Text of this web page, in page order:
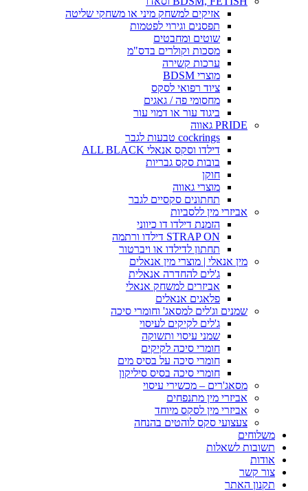
אזיקים למשחק מיני או משחקי שליטה
תפסנים וגירוי לפטמות
שוטים ומחבטים
מסכות וקולרים בדס"מ
ערכות קשירה
מוצרי BDSM
ציוד רפואי לסקס
מחסומי פה / גאגים
ביגוד עור או דמוי עור
PRIDE גאווה
cockrings טבעות לגבר
דילדו וסקס אנאלי ALL BLACK
בובות סקס גבריות
חוקן
מוצרי גאווה
תחתונים סקסיים לגבר
אביזרי מין ללסביות
הזמנת דילדו דו כיווני
STRAP ON דילדו ורתמה
תחתון לדילדו או ויברטור
מין אנאלי | מוצרי מין אנאלים
ג'לים להחדרה אנאלית
אביזרים למשחק אנאלי
פלאגים אנאלים
שמנים וג'לים למסאג' וחומרי סיכה
ג'לים לקיקים לעיסוי
שמני עיסוי ותשוקה
חומרי סיכה לקיקים
חומרי סיכה על בסיס מים
חומרי סיכה בסיס סיליקון
מסאג'רים – מכשירי עיסוי
אביזרי מין מתנפחים
אביזרי מין לסקס מיוחד
צעצועי סקס לוהטים בהנחה
משלוחים
תשובות לשאלות
אודות
צור קשר
תקנון האתר